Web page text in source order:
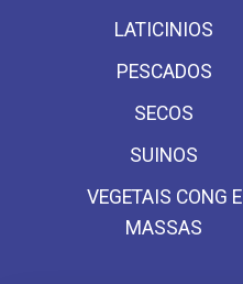
LATICINIOS
PESCADOS
SECOS
SUINOS
VEGETAIS CONG E
MASSAS